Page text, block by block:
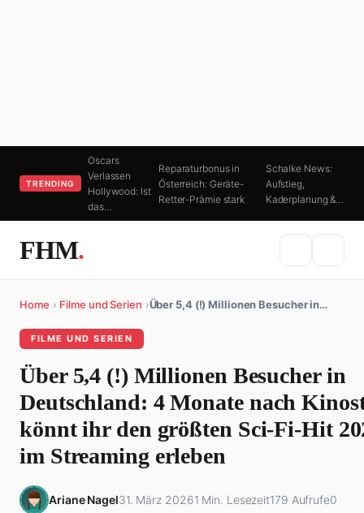
TRENDING
Oscars
Verlassen
Hollywood: Ist
das…
Reparaturbonus in
Österreich: Geräte-
Retter-Prämie stark
Schalke News:
Aufstieg,
Kaderplanung &…
FHM.
Home › Filme und Serien ›Über 5,4 (!) Millionen Besucher in…
FILME UND SERIEN
Über 5,4 (!) Millionen Besucher in
Deutschland: 4 Monate nach
könnt ihr den größten Sci-Fi-Hit
im Streaming erleben
Ariane Nagel31. März 20261 Min. Lesezeit179 Aufrufe0